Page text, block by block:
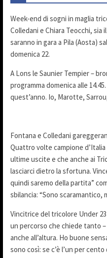
Week-end di sogni in maglia
Colledani e Chiara Teocchi,
saranno in gara a Pila (Aosta)
domenica 22.
A Lons le Saunier Tempier –
programma domenica alle
quest’anno. Io, Marotte,
Fontana e Colledani
Quattro volte campione
ultime uscite e che anche ai
lasciarci dietro la sfortuna.
quindi saremo della partita”
sbilancia: “Sono scaramantico,
Vincitrice del tricolore Under 23
un percorso che chiede tanto –
anche all’altura. Ho buone
sono così: se c’è l’un per